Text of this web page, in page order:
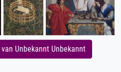
Unbekannt Unbekannt